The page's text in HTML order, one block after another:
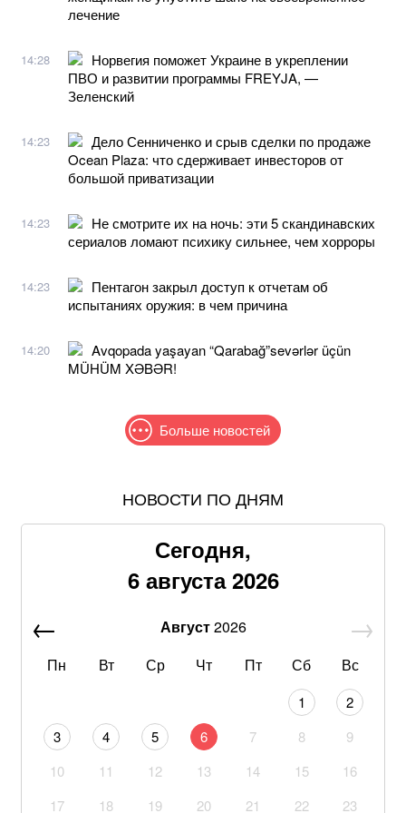
лечение
14:28
Норвегия поможет Украине в укреплении
ПВО и развитии программы FREYJA, —
Зеленский
14:23
Дело Сенниченко и срыв сделки по продаже
Ocean Plaza: что сдерживает инвесторов от
большой приватизации
14:23
Не смотрите их на ночь: эти 5 скандинавских
сериалов ломают психику сильнее, чем хорроры
14:23
Пентагон закрыл доступ к отчетам об
испытаниях оружия: в чем причина
14:20
Avqopada yaşayan “Qarabağ”sevərlər üçün
MÜHÜM XƏBƏR!
Больше новостей
Жителям шести областей окажут новую денежную
Продать квартиру станет сложнее: для украинцев
введут новые проверки
Самый полезный десерт для сердца, который легко
Не кладите огурцы в банке как попало: одна ошибка
После атаки на турецкое судно в Черном море
Анкара обратилась к Украине и России
НОВОСТИ ПО ДНЯМ
Сегодня,
6 августа 2026
Август2026
Пн
Вт Ср Чт Пт Сб Вс
1
2
3
4 5 6 7 8
9
10
11 12 13 14 15
16
17
18 19 20 21 22
23